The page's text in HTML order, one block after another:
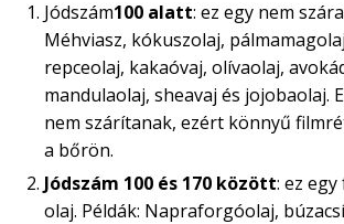
Jódszám100 alatt: ez egy nem
Méhviasz, kókuszolaj,
repceolaj, kakaóvaj, olívaolaj,
mandulaolaj, sheavaj és jojobaolaj.
nem szárítanak, ezért könnyű
a bőrön.
Jódszám 100 és 170 között: ez
olaj. Példák: Napraforgóolaj,